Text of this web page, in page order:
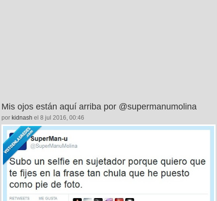
Mis ojos están aquí arriba por @supermanumolina
por kidnash el 8 jul 2016, 00:46